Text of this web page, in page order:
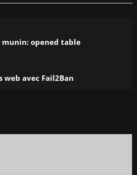
munin: opened table
web avec Fail2Ban